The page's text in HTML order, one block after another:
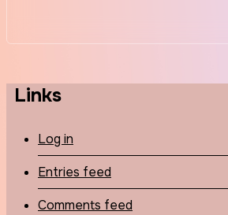
Links
Log in
Entries feed
Comments feed